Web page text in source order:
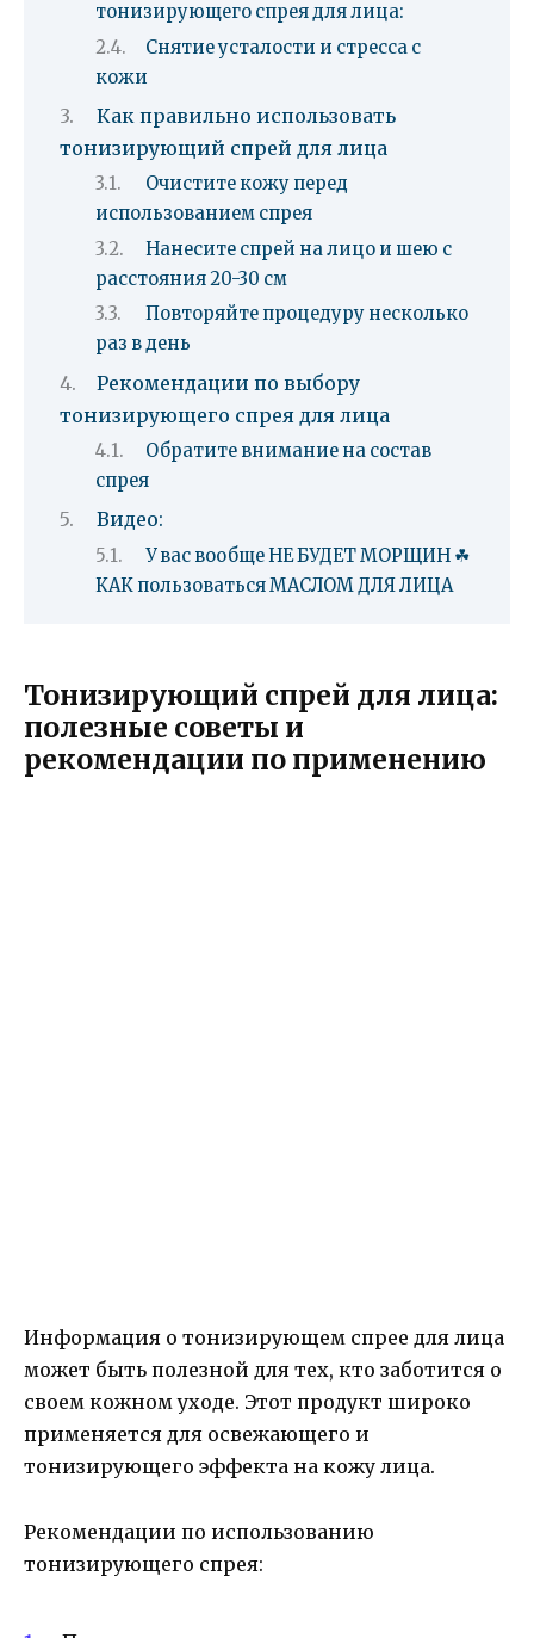
тонизирующего спрея для лица:
Снятие усталости и стресса с
кожи
Как правильно использовать
тонизирующий спрей для лица
Очистите кожу перед
использованием спрея
Нанесите спрей на лицо и шею с
расстояния 20-30 см
Повторяйте процедуру несколько
раз в день
Рекомендации по выбору
тонизирующего спрея для лица
Обратите внимание на состав
спрея
Видео:
У вас вообще НЕ БУДЕТ МОРЩИН ☘
КАК пользоваться МАСЛОМ ДЛЯ ЛИЦА
Тонизирующий спрей для лица:
полезные советы и
рекомендации по применению
Информация о тонизирующем спрее для лица
может быть полезной для тех, кто заботится о
своем кожном уходе. Этот продукт широко
применяется для освежающего и
тонизирующего эффекта на кожу лица.
Рекомендации по использованию
тонизирующего спрея: